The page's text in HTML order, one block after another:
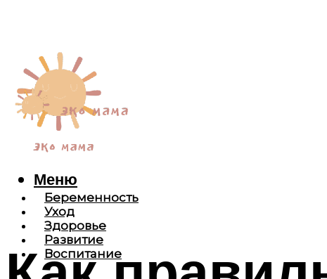
Беременность
Уход
Здоровье
Развитие
Воспитание
Меню